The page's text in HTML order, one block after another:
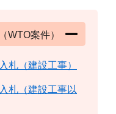
WTO案件）
札（建設工事）
札（建設工事以